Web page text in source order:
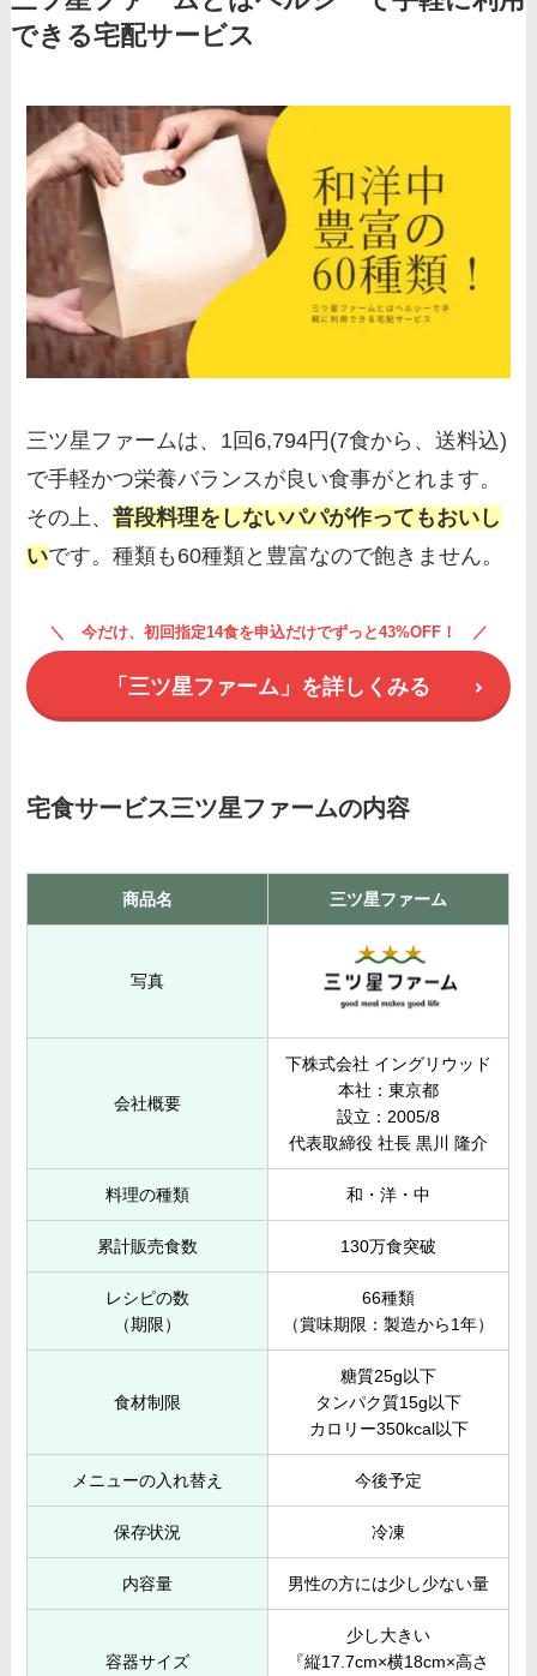
できる宅配サービス
三ツ星ファームは、1回6,794円(7食から、送料込)
で手軽かつ栄養バランスが良い食事がとれます。
その上、普段料理をしないパパが作ってもおいし
いです。種類も60種類と豊富なので飽きません。
今だけ、初回指定14食を申込だけでずっと43%OFF！
「三ツ星ファーム」を詳しくみる
宅食サービス三ツ星ファームの内容
商品名 三ツ星ファーム
写真
会社概要
下株式会社 イングリウッド
本社：東京都
設立：2005/8
代表取締役 社長 黒川 隆介
料理の種類 和・洋・中
累計販売食数 130万食突破
レシピの数
（期限）
66種類
（賞味期限：製造から1年）
食材制限
糖質25g以下
タンパク質15g以下
カロリー350kcal以下
メニューの入れ替え 今後予定
保存状況 冷凍
内容量 男性の方には少し少ない量
容器サイズ
少し大きい
『縦17.7cm×横18cm×高さ